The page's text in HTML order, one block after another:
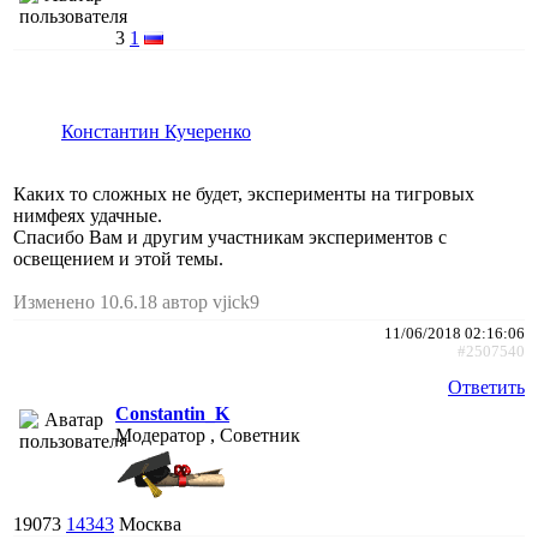
3 1
Константин Кучеренко
Каких то сложных не будет, эксперименты на тигровых
нимфеях удачные.
Спасибо Вам и другим участникам экспериментов с
освещением и этой темы.
Изменено 10.6.18 автор vjick9
11/06/2018 02:16:06
#2507540
Ответить
Constantin_K
Модератор , Советник
19073 14343 Москва